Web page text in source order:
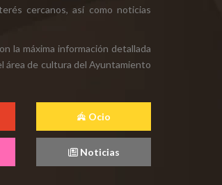
cercanos, así como noticias
la máxima información detallada
área de cultura del Ayuntamiento
Ocio
Noticias